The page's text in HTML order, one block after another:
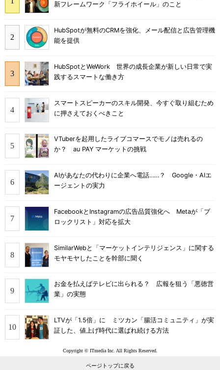
新フレームワーク「フライホイール」のこと
HubSpotが無料のCRMを強化、メール配信と広告管理機
能を提供
HubSpotとWeWork 世界の成長企業が新しい日常で実
践するスマートな働き方
スマートスピーカーのスキル開発、今すぐ取り組むため
に押さえておくべきこと
VTuberを起用したライブコマースでモノは売れるの
か？ au PAY マーケットの挑戦
AIがあなたの代わりに企業へ電話……？ Google・AIエ
ージェントの実力
FacebookとInstagramの広告品質強化へ Metaが「ブ
ロックリスト」対応を拡大
SimilarWebと「マーケットインテリジェンス」に関する
モヤモヤしたことを幹部に聞く
お金を払えばテレビに出られる？ 広報を狙う「悪徳営
業」の実態
LTVが「1.5倍」に ミツカン「腸活コミュニティ」が実
証した、値上げ時代に選ばれ続ける方法
Copyright © ITmedia Inc. All Rights Reserved.
ページトップに戻る